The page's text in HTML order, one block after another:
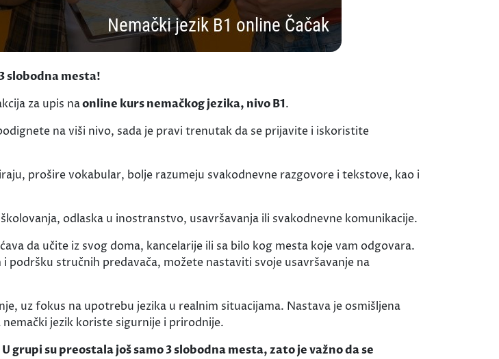
slobodna mesta!
za upis naonline kurs nemačkog jezika, nivo B1.
na viši nivo, sada je pravi trenutak da se prijavite i iskoristite
prošire vokabular, bolje razumeju svakodnevne razgovore i tekstove, kao i
odlaska u inostranstvo, usavršavanja ili svakodnevne komunikacije.
da učite iz svog doma, kancelarije ili sa bilo kog mesta koje vam odgovara.
podršku stručnih predavača, možete nastaviti svoje usavršavanje na
uz fokus na upotrebu jezika u realnim situacijama. Nastava je osmišljena
jezik koriste sigurnije i prirodnije.
su preostala još samo 3 slobodna mesta, zato je važno da se